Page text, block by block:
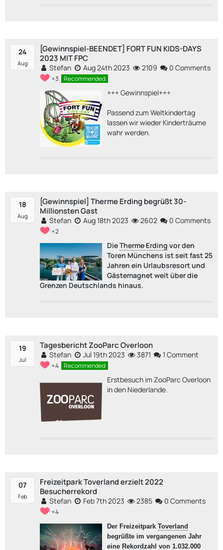
24
Aug
[Gewinnspiel-BEENDET] FORT FUN KIDS-DAYS
2023 MIT FPC
Stefan Aug 24th 2023 2109 0 Comments
3 Recommended
+++ Gewinnspiel+++
Passend zum Weltkindertag
lassen wir wieder Kinderträume
wahr werden.
18
Aug
[Gewinnspiel] Therme Erding begrüßt 30-
Millionsten Gast
Stefan Aug 18th 2023 2602 0 Comments
2
DieTherme Erding vor den
Toren Münchens ist seit fast 25
Jahren ein Urlaubsresort und
Gästemagnet weit über die
Grenzen Deutschlands hinaus.
19
Jul
Tagesbericht ZooParc Overloon
Stefan Jul 19th 2023 3871 1 Comment
4 Recommended
Erstbesuch im ZooParc Overloon
in den Niederlande.
07
Feb
Freizeitpark Toverland erzielt 2022
Besucherrekord
Stefan Feb 7th 2023 2385 0 Comments
4
Der Freizeitpark Toverland
begrüßte im vergangenen Jahr
eine Rekordzahl von 1.032.000